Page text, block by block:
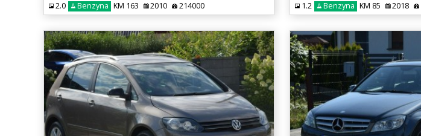
2.0 Benzyna KM 163 2010 214000 1.2 Benzyna KM 85 2018